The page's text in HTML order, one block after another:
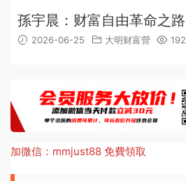
孫宇晨：财富自由革命之路
2026-06-25 大明财富營 192
加微信：mmjust88 免費領取